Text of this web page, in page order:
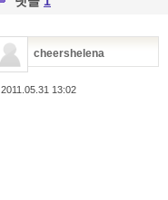
cheershelena
2011.05.31 13:02